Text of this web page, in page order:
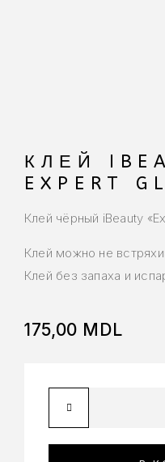
КЛЕЙ
EXPERT
Клей чёрный iBeauty
Клей можно не
Клей без запаха и
175,00 MDL